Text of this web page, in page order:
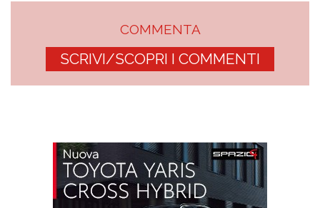
COMMENTA
SCRIVI/SCOPRI I COMMENTI